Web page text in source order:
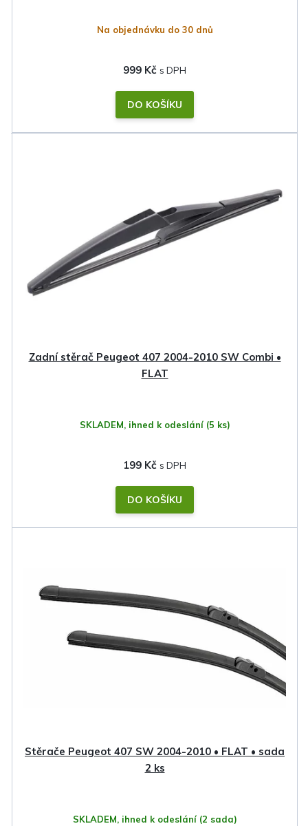
Na objednávku do 30 dnů
999 Kč
DO KOŠÍKU
Zadní stěrač Peugeot 407 2004-2010 SW Combi •
FLAT
SKLADEM, ihned k odeslání (5 ks)
199 Kč
DO KOŠÍKU
Stěrače Peugeot 407 SW 2004-2010 • FLAT • sada
2 ks
SKLADEM, ihned k odeslání (2 sada)